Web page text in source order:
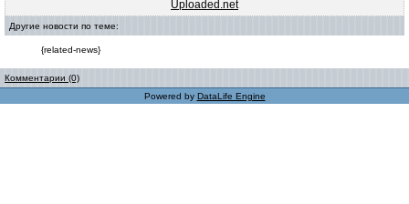
Uploaded.net
Другие новости по теме:
{related-news}
Комментарии (0)
Powered by DataLife Engine